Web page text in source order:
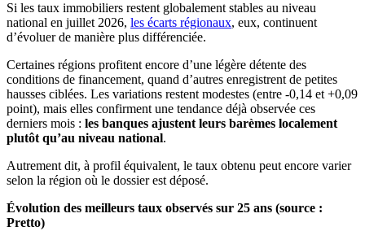
Si les taux immobiliers restent globalement stables au niveau
national en juillet 2026, les écarts régionaux, eux, continuent
d’évoluer de manière plus différenciée.
Certaines régions profitent encore d’une légère détente des
conditions de financement, quand d’autres enregistrent de petites
hausses ciblées. Les variations restent modestes (entre -0,14 et +0,09
point), mais elles confirment une tendance déjà observée ces
derniers mois : les banques ajustent leurs barèmes localement
plutôt qu’au niveau national.
Autrement dit, à profil équivalent, le taux obtenu peut encore varier
selon la région où le dossier est déposé.
Évolution des meilleurs taux observés sur 25 ans (source :
Pretto)